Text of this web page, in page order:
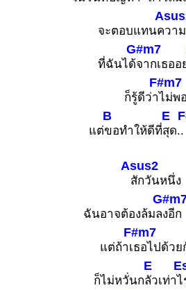
จะตอบแทนควา
ที่ฉันได้
G#m7
จากเธออ
ก็รู้ดีว่า
F#m7
ไม่พอ
แต่
B
ขอทำให้ดีที่
E
สุด..
Asus2
สักวันหนึ่ง
ฉันอาจต้องล้มลงอี
แต่ถ้าเ
F#m7
ธอไปด้วย
ก็ไม่หวั่นก
E
ลัวเท่าไ